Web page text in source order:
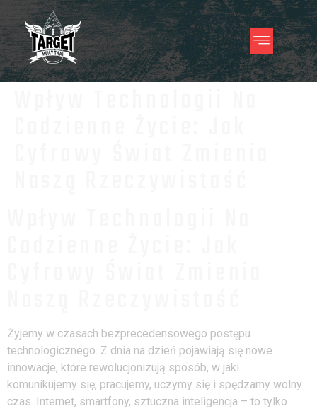
Żyjemy w czasach bezprecedensowego postępu
technologicznego. Z dnia na dzień pojawiają się nowe
innowacje, które rewolucjonizują sposób, w jaki
komunikujemy się, pracujemy, uczymy się i spędzamy wolny
czas. Internet, smartfony, sztuczna inteligencja – to tylko